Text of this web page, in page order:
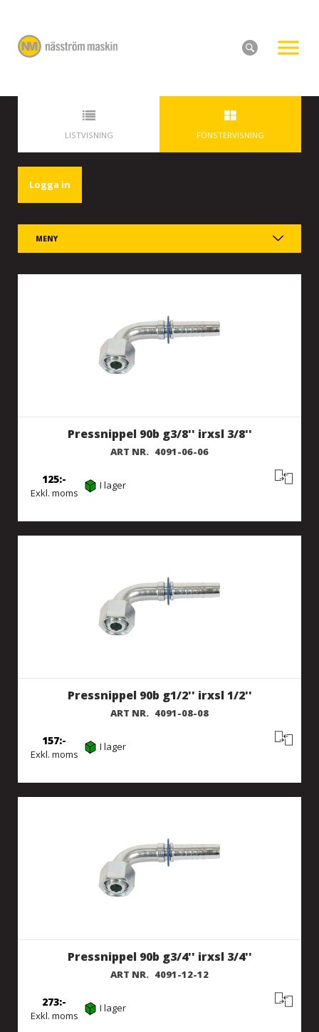
LISTVISNING FÖNSTERVISNING
Logga in
MENY
Pressnippel 90b g3/8'' irxsl 3/8''
ART NR. 4091-06-06
Exkl. moms
125 I lager
Pressnippel 90b g1/2'' irxsl 1/2''
ART NR. 4091-08-08
Exkl. moms
157 I lager
Pressnippel 90b g3/4'' irxsl 3/4''
ART NR. 4091-12-12
Exkl. moms
273 I lager